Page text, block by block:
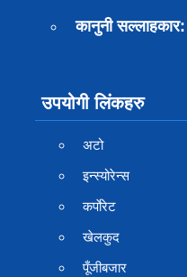
कानुनी सल्लाहकार:
उपयोगी लिंकहरु
अटो
इन्स्योरेन्स
कर्पाेरेट
खेलकुद
पूँजीबजार